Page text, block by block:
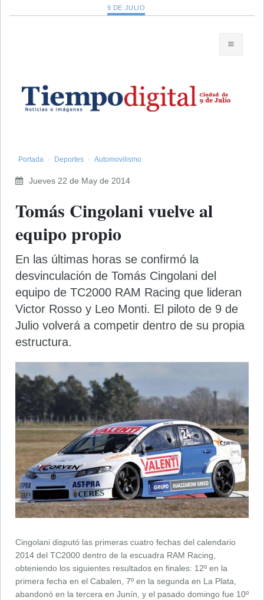
9 DE JULIO
Portada Deportes Automovilismo
Jueves 22 de May de 2014
Tomás Cingolani vuelve al
equipo propio
En las últimas horas se confirmó la
desvinculación de Tomás Cingolani del
equipo de TC2000 RAM Racing que lideran
Victor Rosso y Leo Monti. El piloto de 9 de
Julio volverá a competir dentro de su propia
estructura.
Cingolani disputó las primeras cuatro fechas del calendario
2014 del TC2000 dentro de la escuadra RAM Racing,
obteniendo los siguientes resultados en finales: 12º en la
primera fecha en el Cabalen, 7º en la segunda en La Plata,
abandonó en la tercera en Junín, y el pasado domingo fue 10º